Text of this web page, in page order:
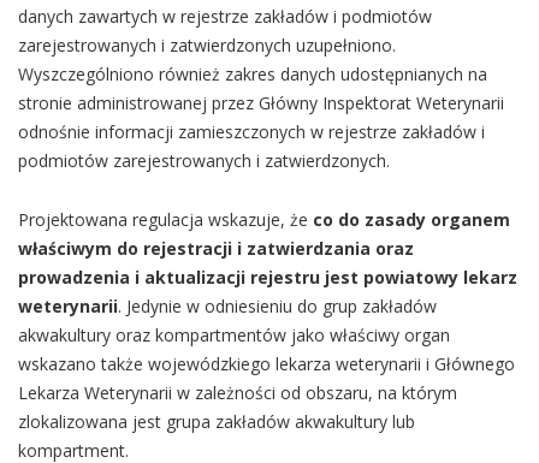
danych zawartych w rejestrze zakładów i podmiotów
zarejestrowanych i zatwierdzonych uzupełniono.
Wyszczególniono również zakres danych udostępnianych na
stronie administrowanej przez Główny Inspektorat Weterynarii
odnośnie informacji zamieszczonych w rejestrze zakładów i
podmiotów zarejestrowanych i zatwierdzonych.
Projektowana regulacja wskazuje, że co do zasady organem
właściwym do rejestracji i zatwierdzania oraz
prowadzenia i aktualizacji rejestru jest powiatowy lekarz
weterynarii. Jedynie w odniesieniu do grup zakładów
akwakultury oraz kompartmentów jako właściwy organ
wskazano także wojewódzkiego lekarza weterynarii i Głównego
Lekarza Weterynarii w zależności od obszaru, na którym
zlokalizowana jest grupa zakładów akwakultury lub
kompartment.